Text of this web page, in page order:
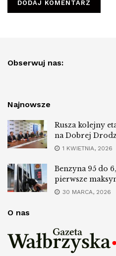
Obserwuj nas:
Najnowsze
Rusza kolejny
na Dobrej
1 KWIETNIA, 2026
Benzyna 95 do
pierwsze
30 MARCA, 2026
O nas